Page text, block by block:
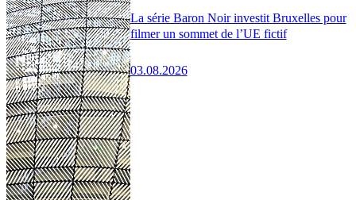
La série Baron Noir investit Bruxelles pour
filmer un sommet de l’UE fictif
03.08.2026